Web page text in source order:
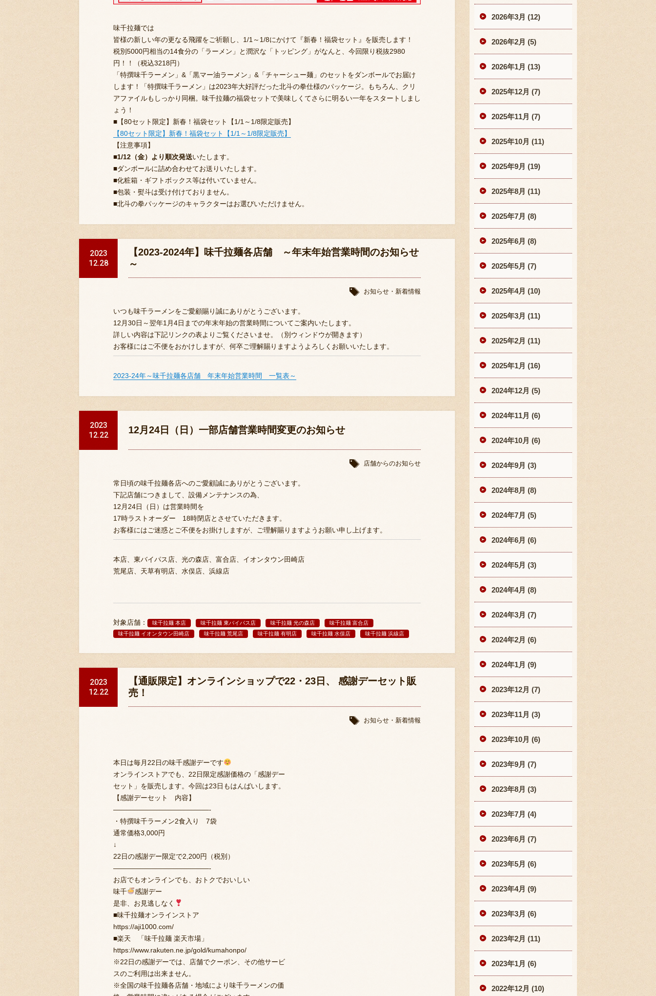
味千拉麺では
皆様の新しい年の更なる飛躍をご祈願し、1/1～1/8にかけて『新春！福袋セット』を販売します！
税別5000円相当の14食分の「ラーメン」と潤沢な「トッピング」がなんと、今回限り税抜2980
円！！（税込3218円）
「特撰味千ラーメン」&「黒マー油ラーメン」&「チャーシュー麺」のセットをダンボールでお届け
します！「特撰味千ラーメン」は2023年大好評だった北斗の拳仕様のパッケージ。もちろん、クリ
アファイルもしっかり同梱。味千拉麺の福袋セットで美味しくてさらに明るい一年をスタートしまし
ょう！
■【80セット限定】新春！福袋セット【1/1～1/8限定販売】
【80セット限定】新春！福袋セット【1/1～1/8限定販売】
【注意事項】
■1/12（金）より順次発送いたします。
■ダンボールに詰め合わせてお送りいたします。
■化粧箱・ギフトボックス等は付いていません。
■包装・熨斗は受け付けておりません。
■北斗の拳パッケージのキャラクターはお選びいただけません。
2023
12.28
【2023-2024年】味千拉麺各店舗 ～年末年始営業時間のお知らせ
～
お知らせ・新着情報
いつも味千ラーメンをご愛顧賜り誠にありがとうございます。
12月30日～翌年1月4日までの年末年始の営業時間についてご案内いたします。
詳しい内容は下記リンクの表よりご覧くださいませ。（別ウィンドウが開きます）
お客様にはご不便をおかけしますが、何卒ご理解賜りますようよろしくお願いいたします。
2023-24年～味千拉麺各店舗 年末年始営業時間 一覧表～
2023
12.22
12月24日（日）一部店舗営業時間変更のお知らせ
店舗からのお知らせ
常日頃の味千拉麺各店へのご愛顧誠にありがとうございます。
下記店舗につきまして、設備メンテナンスの為、
12月24日（日）は営業時間を
17時ラストオーダー 18時閉店とさせていただきます。
お客様にはご迷惑とご不便をお掛けしますが、ご理解賜りますようお願い申し上げます。
本店、東バイパス店、光の森店、富合店、イオンタウン田崎店
荒尾店、天草有明店、水俣店、浜線店
対象店舗： 味千拉麺 本店 味千拉麺 東バイパス店 味千拉麺 光の森店
味千拉麺 富合店
味千拉麺 イオンタウン田崎店
味千拉麺 荒尾店 味千拉麺 有明店 味千拉麺 水俣店 味千拉麺 浜線店
2023
12.22
【通販限定】オンラインショップで22・23日、 感謝デーセット販
売！
お知らせ・新着情報
本日は毎月22日の味千感謝デーです
オンラインストアでも、22日限定感謝価格の「感謝デー
セット」を販売します。今回は23日もはんばいします。
【感謝デーセット 内容】
——————————————-
・特撰味千ラーメン2食入り 7袋
通常価格3,000円
↓
22日の感謝デー限定で2,200円（税別）
——————————————-
お店でもオンラインでも、おトクでおいしい
味千
感謝デー
是非、お見逃しなく
■味千拉麺オンラインストア
https://aji1000.com/
■楽天 「味千拉麺 楽天市場」
https://www.rakuten.ne.jp/gold/kumahonpo/
※22日の感謝デーでは、店舗でクーポン、その他サービ
スのご利用は出来ません。
※全国の味千拉麺各店舗・地域により味千ラーメンの価
2026年3月 (12)
2026年2月 (5)
2026年1月 (13)
2025年12月 (7)
2025年11月 (7)
2025年10月 (11)
2025年9月 (19)
2025年8月 (11)
2025年7月 (8)
2025年6月 (8)
2025年5月 (7)
2025年4月 (10)
2025年3月 (11)
2025年2月 (11)
2025年1月 (16)
2024年12月 (5)
2024年11月 (6)
2024年10月 (6)
2024年9月 (3)
2024年8月 (8)
2024年7月 (5)
2024年6月 (6)
2024年5月 (3)
2024年4月 (8)
2024年3月 (7)
2024年2月 (6)
2024年1月 (9)
2023年12月 (7)
2023年11月 (3)
2023年10月 (6)
2023年9月 (7)
2023年8月 (3)
2023年7月 (4)
2023年6月 (7)
2023年5月 (6)
2023年4月 (9)
2023年3月 (6)
2023年2月 (11)
2023年1月 (6)
2022年12月 (10)